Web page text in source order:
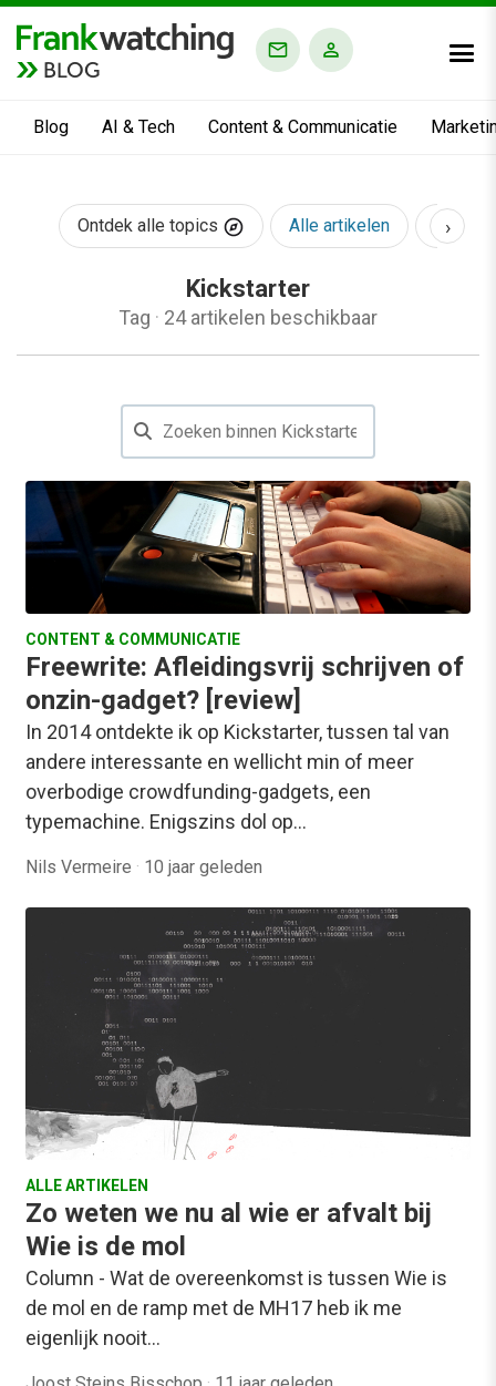
BLOG
Blog AI & Tech Content & Communicatie
Ontdek alle topics Alle artikelen AI &
›
Kickstarter
Tag · 24 artikelen beschikbaar
CONTENT & COMMUNICATIE
Freewrite: Afleidingsvrij schrijven of
onzin-gadget? [review]
In 2014 ontdekte ik op Kickstarter, tussen tal van
andere interessante en wellicht min of meer
overbodige crowdfunding-gadgets, een
typemachine. Enigszins dol op…
Nils Vermeire · 10 jaar geleden
ALLE ARTIKELEN
Zo weten we nu al wie er afvalt bij
Wie is de mol
Column - Wat de overeenkomst is tussen Wie is
de mol en de ramp met de MH17 heb ik me
eigenlijk nooit…